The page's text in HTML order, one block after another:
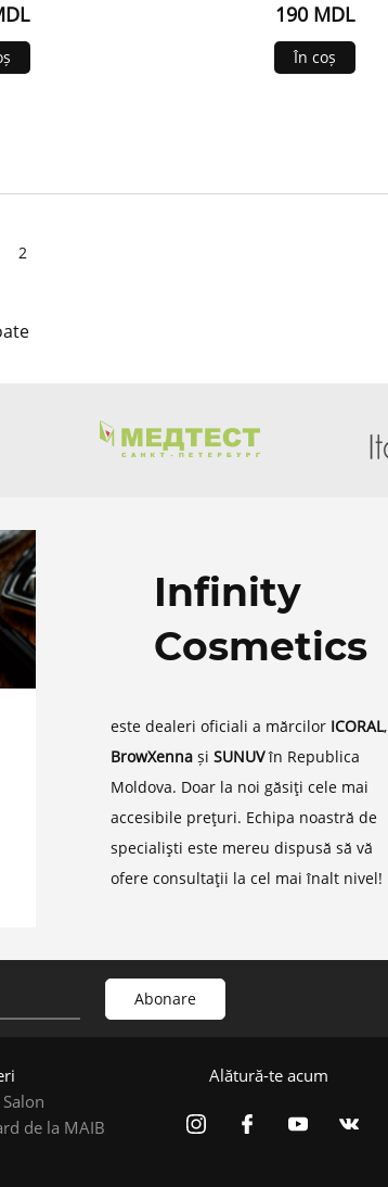
190 MDL
În coș
2
Infinity
Cosmetics
este dealeri oficiali a mărcilor ICORAL,
BrowXenna șiSUNUVîn Republica
Moldova. Doar la noi găsiţi cele mai
accesibile preţuri. Echipa noastră de
specialişti este mereu dispusă să vă
ofere consultaţii la cel mai înalt nivel!
de la MAIB
Alătură-te acum